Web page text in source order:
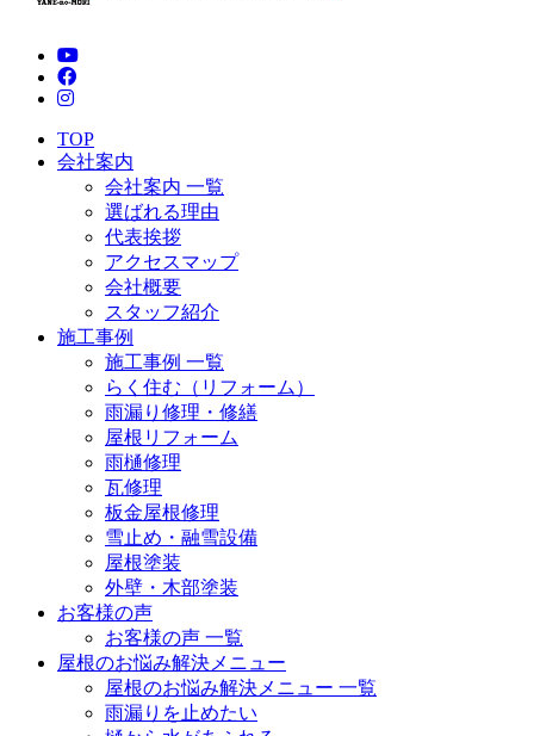
TOP
会社案内
会社案内 一覧
選ばれる理由
代表挨拶
アクセスマップ
会社概要
スタッフ紹介
施工事例
施工事例 一覧
らく住む（リフォーム）
雨漏り修理・修繕
屋根リフォーム
雨樋修理
瓦修理
板金屋根修理
雪止め・融雪設備
屋根塗装
外壁・木部塗装
お客様の声
お客様の声 一覧
屋根のお悩み解決メニュー
屋根のお悩み解決メニュー 一覧
雨漏りを止めたい